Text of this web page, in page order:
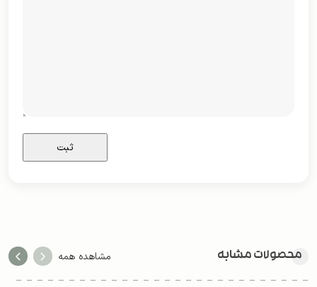
محصولات مشابه مشاهده همه